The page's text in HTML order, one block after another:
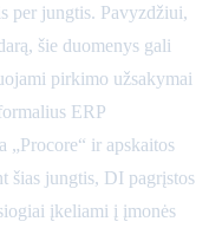
per jungtis. Pavyzdžiui,
šie duomenys gali
pirkimo užsakymai
ERP
„Procore“ ir apskaitos
šias jungtis, DI pagrįstos
įkeliami į įmonės